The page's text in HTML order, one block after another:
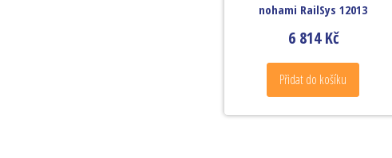
nohami RailSys 12013
6 814Kč
Přidat do košíku